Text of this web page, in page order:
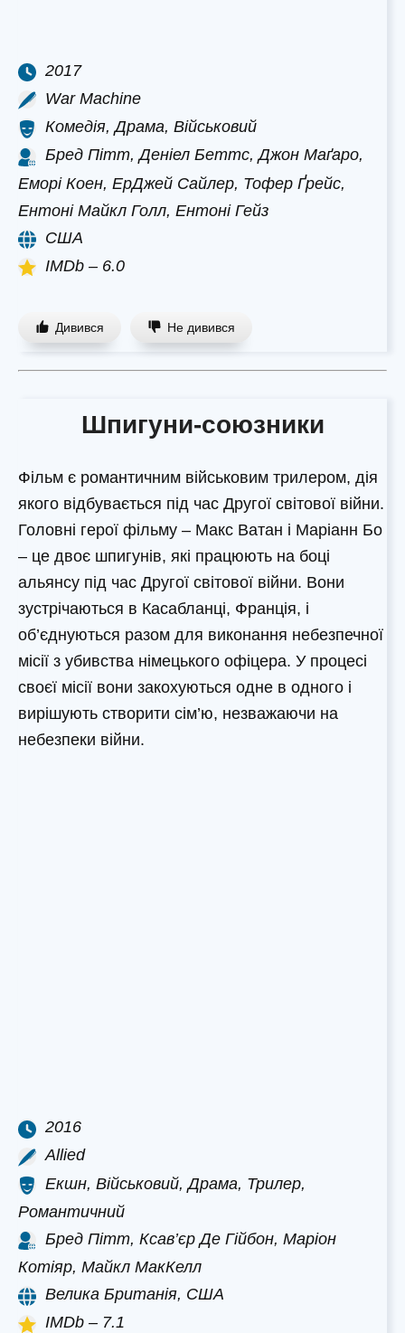
2017
War Machine
Комедія, Драма, Військовий
Бред Пітт, Деніел Беттс, Джон Маґаро,
Еморі Коен, ЕрДжей Сайлер, Тофер Ґрейс,
Ентоні Майкл Голл, Ентоні Гейз
США
IMDb – 6.0
Дивився Не дивився
Шпигуни-союзники
Фільм є романтичним військовим трилером, дія
якого відбувається під час Другої світової війни.
Головні герої фільму – Макс Ватан і Маріанн Бо
– це двоє шпигунів, які працюють на боці
альянсу під час Другої світової війни. Вони
зустрічаються в Касабланці, Франція, і
об’єднуються разом для виконання небезпечної
місії з убивства німецького офіцера. У процесі
своєї місії вони закохуються одне в одного і
вирішують створити сім’ю, незважаючи на
небезпеки війни.
2016
Allied
Екшн, Військовий, Драма, Трилер,
Романтичний
Бред Пітт, Ксав’єр Де Гійбон, Маріон
Котіяр, Майкл МакКелл
Велика Британія, США
IMDb – 7.1